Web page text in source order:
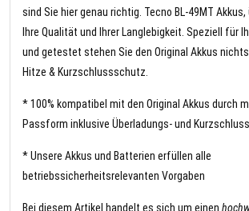
sind Sie hier genau richtig. Tecno BL-49MT
Ihre Qualität und Ihrer Langlebigkeit. Speziell für
und getestet stehen Sie den Original Akkus
Hitze & Kurzschlussschutz.
* 100% kompatibel mit den Original Akkus durch
Passform inklusive Überladungs- und
* Unsere Akkus und Batterien erfüllen alle
betriebssicherheitsrelevanten Vorgaben
Bei diesem Artikel handelt es sich um einen